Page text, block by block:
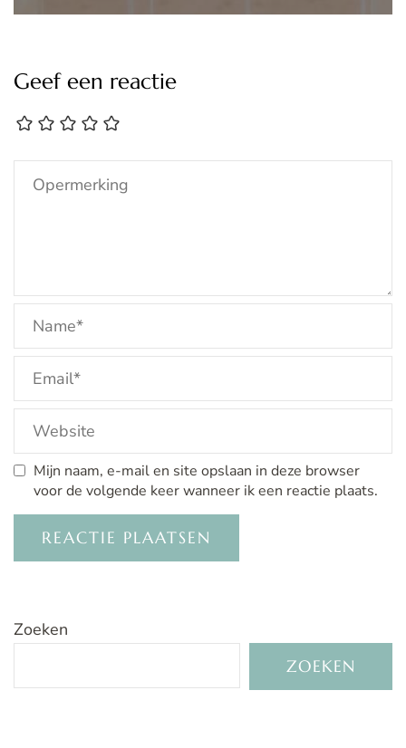
Geef een reactie
Mijn naam, e-mail en site opslaan in deze browser
voor de volgende keer wanneer ik een reactie plaats.
Zoeken
ZOEKEN